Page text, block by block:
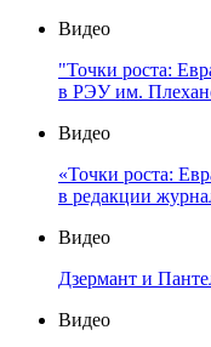
Видео
"Точки роста:
в РЭУ им.
Видео
«Точки роста:
в редакции
Видео
Дзермант и
Видео